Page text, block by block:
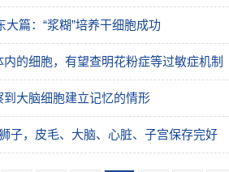
大篇：“浆糊”培养干细胞成功
的细胞，有望查明花粉症等过敏症机制
大脑细胞建立记忆的情形
子，皮毛、大脑、心脏、子宫保存完好